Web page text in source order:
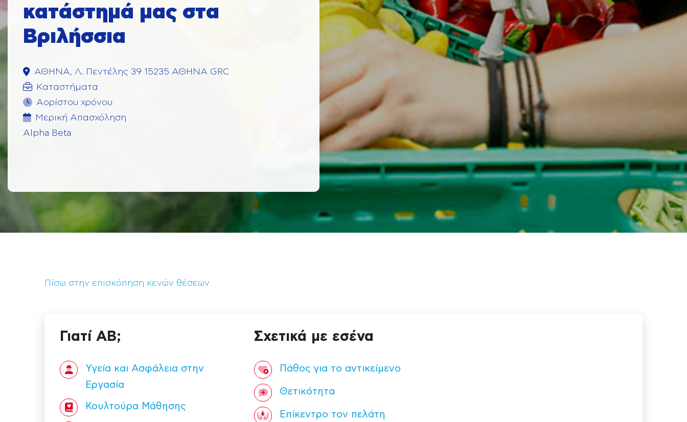
κατάστημά μας στα
Βριλήσσια
ΑΘΗΝΑ, Λ. Πεντέλης 39 15235 ΑΘΗΝΑ GRC
Καταστήματα
Αορίστου χρόνου
Μερική Aπασχόληση
Alpha Beta
Πίσω στην επισκόπηση κενών θέσεων
Γιατί ΑΒ;
Υγεία και Ασφάλεια στην
Εργασία
Κουλτούρα Mάθησης
Σχετικά με εσένα
Πάθος για τo αντικείμενο
Θετικότητα
Επίκεντρο τον πελάτη